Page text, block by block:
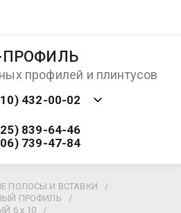
профилей и плинтусов
432-00-02
839-64-46
739-47-84
ПОЛОСЫ И ВСТАВКИ
/
ПРОФИЛЬ
/
6 х 10
/